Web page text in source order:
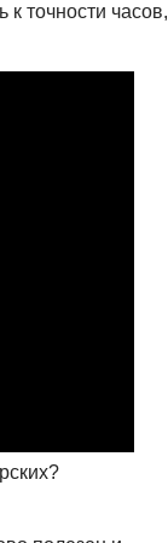
точности часов,